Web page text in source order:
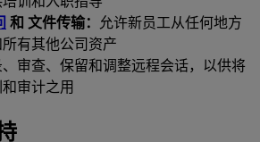
和 文件传输：
允许新员工从任何地方
有其他公司资产
审查、保留和调整远程会话，以供将
审计之用